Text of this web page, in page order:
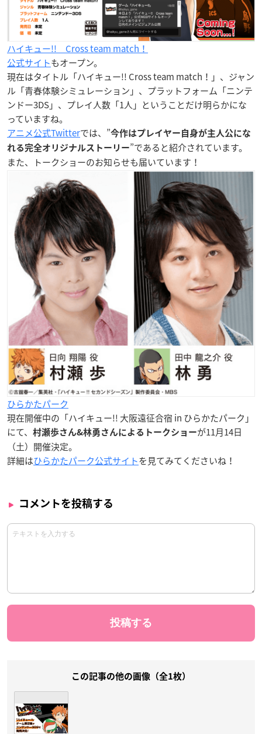
ハイキュー!! Cross team match！
公式サイトもオープン。
現在はタイトル「ハイキュー!! Cross team match！」、ジャン
ル「青春体験シミュレーション」、プラットフォーム「ニンテ
ンドー3DS」、プレイ人数「1人」ということだけ明らかにな
っていますね。
アニメ公式Twitterでは、”今作はプレイヤー自身が主人公にな
れる完全オリジナルストーリー”であると紹介されています。
また、トークショーのお知らせも届いています！
ひらかたパーク
現在開催中の「ハイキュー!! 大阪遠征合宿 in ひらかたパーク」
にて、
村瀬歩さん&林勇さんによるトークショーが11月14日
（土）開催決定。
詳細はひらかたパーク公式サイトを見てみてくださいね！
コメントを投稿する
この記事の他の画像（全1枚）